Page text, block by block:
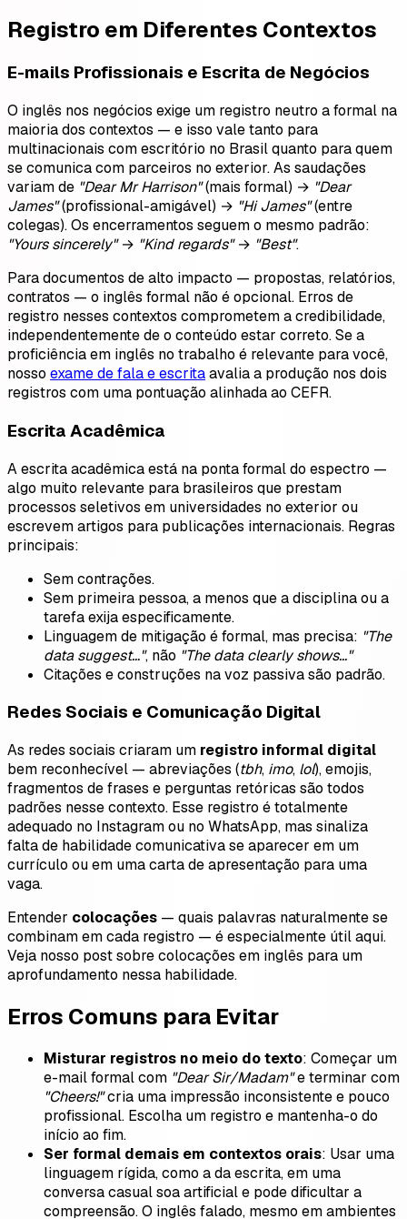
Registro em Diferentes Contextos
E-mails Profissionais e Escrita de Negócios
O inglês nos negócios exige um registro neutro a formal na
maioria dos contextos — e isso vale tanto para
multinacionais com escritório no Brasil quanto para quem
se comunica com parceiros no exterior. As saudações
variam de "Dear Mr Harrison"(mais formal) → "Dear
James"(profissional-amigável) → "Hi James"(entre
colegas). Os encerramentos seguem o mesmo padrão:
"Yours sincerely"→ "Kind regards"→ "Best".
Para documentos de alto impacto — propostas, relatórios,
contratos — o inglês formal não é opcional. Erros de
registro nesses contextos comprometem a credibilidade,
independentemente de o conteúdo estar correto. Se a
proficiência em inglês no trabalho é relevante para você,
nosso exame de fala e escritaavalia a produção nos dois
registros com uma pontuação alinhada ao CEFR.
Escrita Acadêmica
A escrita acadêmica está na ponta formal do espectro —
algo muito relevante para brasileiros que prestam
processos seletivos em universidades no exterior ou
escrevem artigos para publicações internacionais. Regras
principais:
Sem contrações.
Sem primeira pessoa, a menos que a disciplina ou a
tarefa exija especificamente.
Linguagem de mitigação é formal, mas precisa: "The
data suggest…", não "The data clearly shows…"
Citações e construções na voz passiva são padrão.
Redes Sociais e Comunicação Digital
As redes sociais criaram um registro informal digital
bem reconhecível — abreviações (tbh, imo, lol), emojis,
fragmentos de frases e perguntas retóricas são todos
padrões nesse contexto. Esse registro é totalmente
adequado no Instagram ou no WhatsApp, mas sinaliza
falta de habilidade comunicativa se aparecer em um
currículo ou em uma carta de apresentação para uma
vaga.
Entender colocações — quais palavras naturalmente se
combinam em cada registro — é especialmente útil aqui.
Veja nosso post sobre colocações em inglês para um
aprofundamento nessa habilidade.
Erros Comuns para Evitar
Misturar registros no meio do texto: Começar um
e-mail formal com "Dear Sir/Madam"e terminar com
"Cheers!"cria uma impressão inconsistente e pouco
profissional. Escolha um registro e mantenha-o do
início ao fim.
Ser formal demais em contextos orais: Usar uma
linguagem rígida, como a da escrita, em uma
conversa casual soa artificial e pode dificultar a
compreensão. O inglês falado, mesmo em ambientes